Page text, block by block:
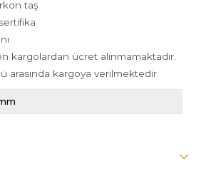
taş
kargolardan ücret alınmamaktadır.
arasında kargoya verilmektedir.